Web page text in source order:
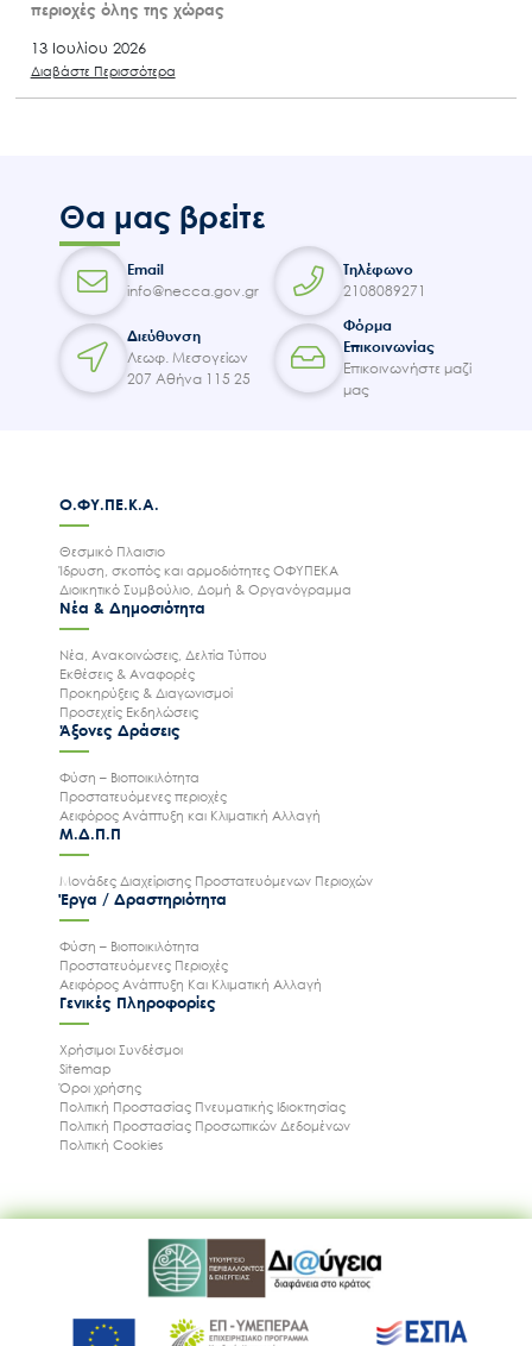
Ακολουθήστε μας
περιοχές όλης της χώρας
13 Ιουλίου 2026
Διαβάστε Περισσότερα
Θα μας βρείτε
Email
info@necca.gov.gr
Τηλέφωνο
2108089271
Διεύθυνση
Λεωφ. Μεσογείων
207 Αθήνα 115 25
Φόρμα
Επικοινωνίας
Επικοινωνήστε μαζί
μας
Ο.ΦΥ.ΠΕ.Κ.Α.
Θεσμικό Πλαισιο
Ίδρυση, σκοπός και αρμοδιότητες ΟΦΥΠΕΚΑ
Διοικητικό Συμβούλιο, Δομή & Οργανόγραμμα
Νέα & Δημοσιότητα
Νέα, Ανακοινώσεις, Δελτία Τύπου
Εκθέσεις & Αναφορές
Προκηρύξεις & Διαγωνισμοί
Προσεχείς Εκδηλώσεις
Άξονες Δράσεις
Φύση – Βιοποικιλότητα
Προστατευόμενες περιοχές
Αειφόρος Ανάπτυξη και Κλιματική Αλλαγή
Μ.Δ.Π.Π
Μονάδες Διαχείρισης Προστατευόμενων Περιοχών
Έργα / Δραστηριότητα
Φύση – Βιοποικιλότητα
Προστατευόμενες Περιοχές
Αειφόρος Ανάπτυξη Και Κλιματική Αλλαγή
Γενικές Πληροφορίες
Χρήσιμοι Συνδέσμοι
Sitemap
Όροι χρήσης
Πολιτική Προστασίας Πνευματικής Ιδιοκτησίας
Πολιτική Προστασίας Προσωπικών Δεδομένων
Πολιτική Cookies